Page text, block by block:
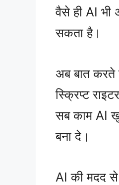
वैसे ही AI
सकता है।
अब बात करते
स्क्रिप्ट
सब काम AI
बना दे।
AI की मदद